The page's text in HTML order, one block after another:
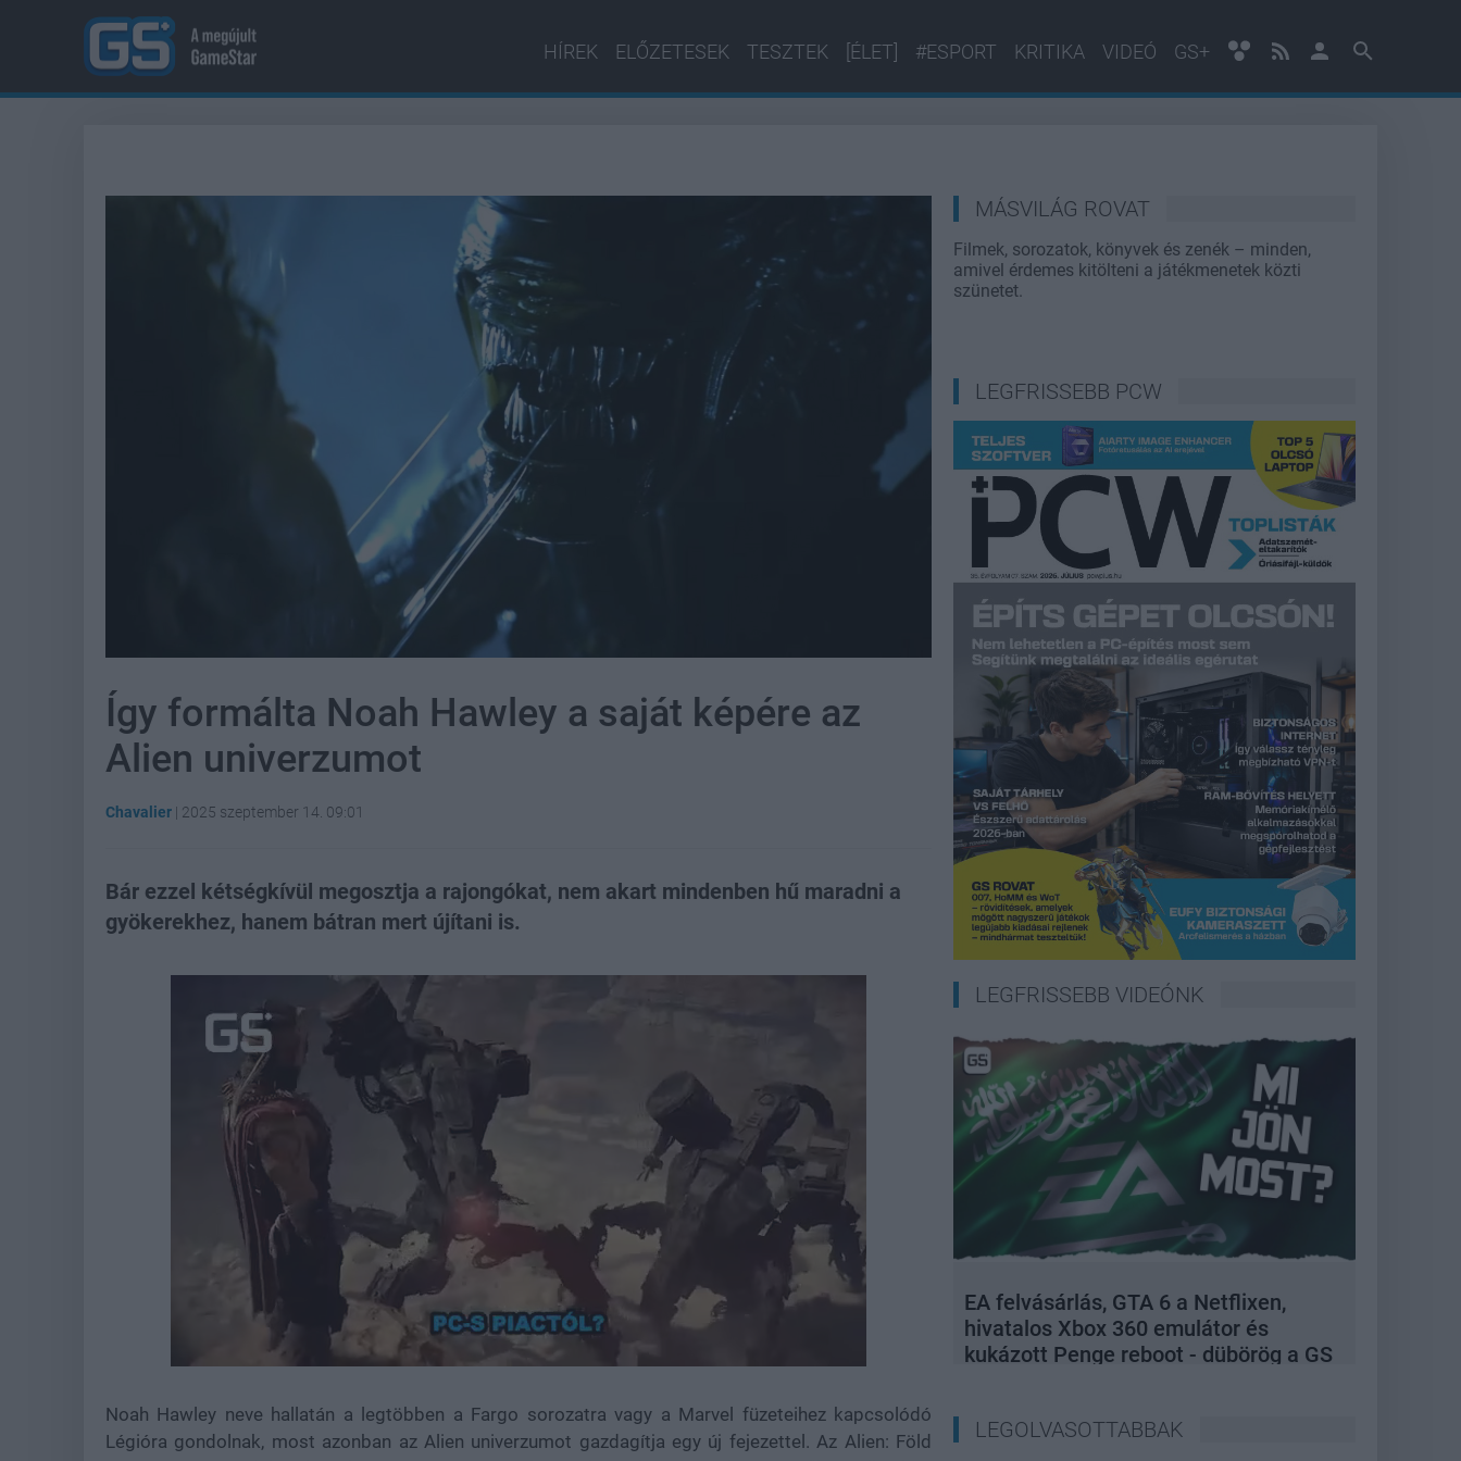
HÍREK ELŐZETESEK TESZTEK [ÉLET] #ESPORT KRITIKA VIDEÓ GS+
Így formálta Noah Hawley a saját képére az
Alien univerzumot
Chavalier | 2025 szeptember 14. 09:01
Bár ezzel kétségkívül megosztja a rajongókat, nem akart mindenben hű maradni a
gyökerekhez, hanem bátran mert újítani is.
44.56%
Noah Hawley neve hallatán a legtöbben a Fargo sorozatra vagy a Marvel füzeteihez kapcsolódó
Légióra gondolnak, most azonban az Alien univerzumot gazdagítja egy új fejezettel. Az Alien: Föld
MÁSVILÁG ROVAT
Filmek, sorozatok, könyvek és zenék – minden,
amivel érdemes kitölteni a játékmenetek közti
szünetet.
LEGFRISSEBB PCW
LEGFRISSEBB VIDEÓNK
EA felvásárlás, GTA 6 a Netflixen,
hivatalos Xbox 360 emulátor és
kukázott Penge reboot - dübörög a GS
LEGOLVASOTTABBAK